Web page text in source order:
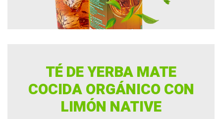
Chocolate en Polvo
Pastas
Tés
TÉ DE YERBA MATE
COCIDA ORGÁNICO CON
LIMÓN NATIVE